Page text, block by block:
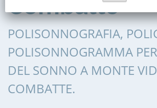
Combatte
POLISONNOGRAFIA,
POLISONNOGRAMMA
DEL SONNO A MONTE
COMBATTE.